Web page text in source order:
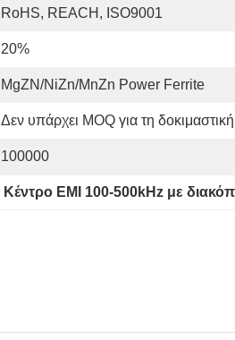
RoHS, REACH, ISO9001
20%
MgZN/NiZn/MnZn Power Ferrite
Δεν υπάρχει MOQ για τη
100000
Κέντρο EMI 100-500kHz με